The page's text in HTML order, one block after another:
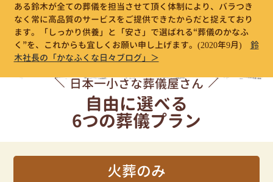
ある鈴木が全ての葬儀を担当させて頂く体制により、バラつき
なく常に高品質のサービスをご提供できたからだと捉えており
ます。「しっかり供養」と「安さ」で選ばれる“葬儀のかなふ
く”を、これからも宜しくお願い申し上げます。 (2020年9月)
鈴
木社長の「かなふくな日々ブログ」＞
日本一小さな葬儀屋さん
自由に選べる
6つの葬儀プラン
火葬のみ